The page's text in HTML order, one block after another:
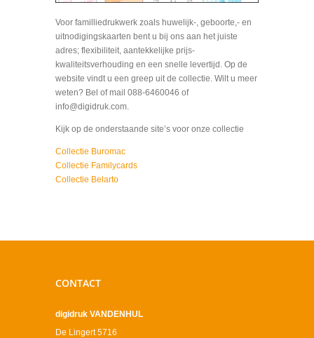
Voor familliedrukwerk zoals huwelijk-, geboorte,- en
uitnodigingskaarten bent u bij ons aan het juiste
adres; flexibiliteit, aantekkelijke prijs-
kwaliteitsverhouding en een snelle levertijd. Op de
website vindt u een greep uit de collectie. Wilt u meer
weten? Bel of mail 088-6460046 of
info@digidruk.com.
Kijk op de onderstaande site’s voor onze collectie
Collectie Buromac
Collectie Familycards
Collectie Belarto
CONTACT
digidruk VANDENHUL
De Lingert 5716